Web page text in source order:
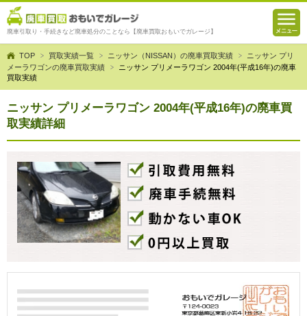
廃車引取り・手続きなど廃車処分のことなら【廃車買取おもいでガレージ】
TOP 買取実績一覧 ニッサン（NISSAN）の廃車買取実績
ニッサン プリ
メーラワゴンの廃車買取実績
ニッサン プリメーラワゴン 2004年(平成16年)の廃車
買取実績
ニッサン プリメーラワゴン 2004年(平成16年)の廃車買
取実績詳細